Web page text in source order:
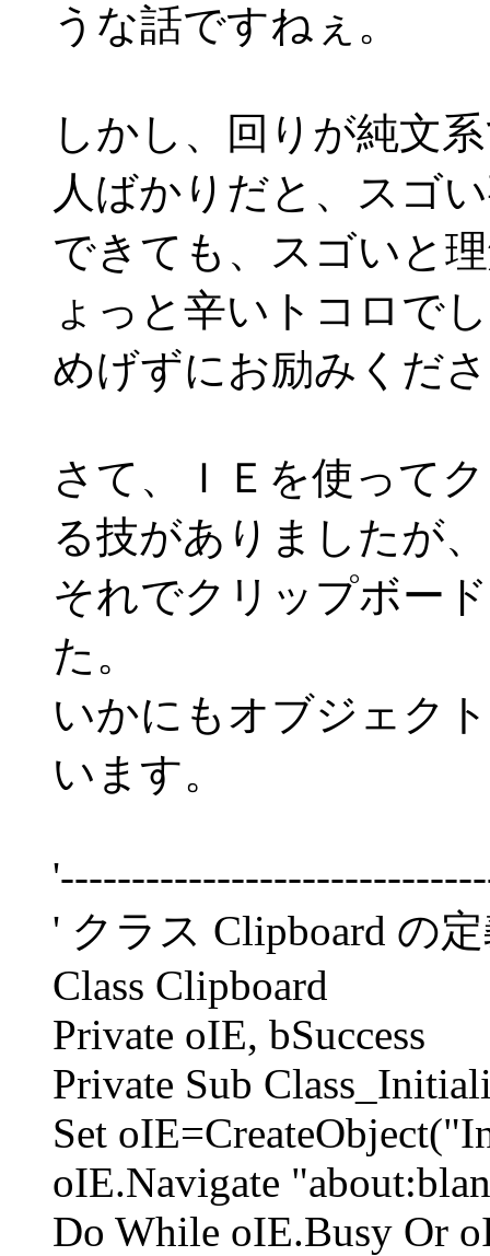
うな話ですねぇ。
しかし、回りが純文
人ばかりだと、スゴ
できても、スゴいと
ょっと辛いトコロで
めげずにお励みくだ
さて、ＩＥを使って
る技がありましたが、
それでクリップボー
た。
いかにもオブジェク
います。
' クラス Clipboard の
Class Clipboard
Private oIE, bSuccess
Private Sub
Set
oIE.Navigate
Do While oIE.Busy Or